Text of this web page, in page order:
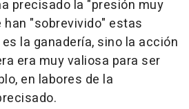
precisado la "presión muy
"sobrevivido" estas
la ganadería, sino la acción
era muy valiosa para ser
en labores de la